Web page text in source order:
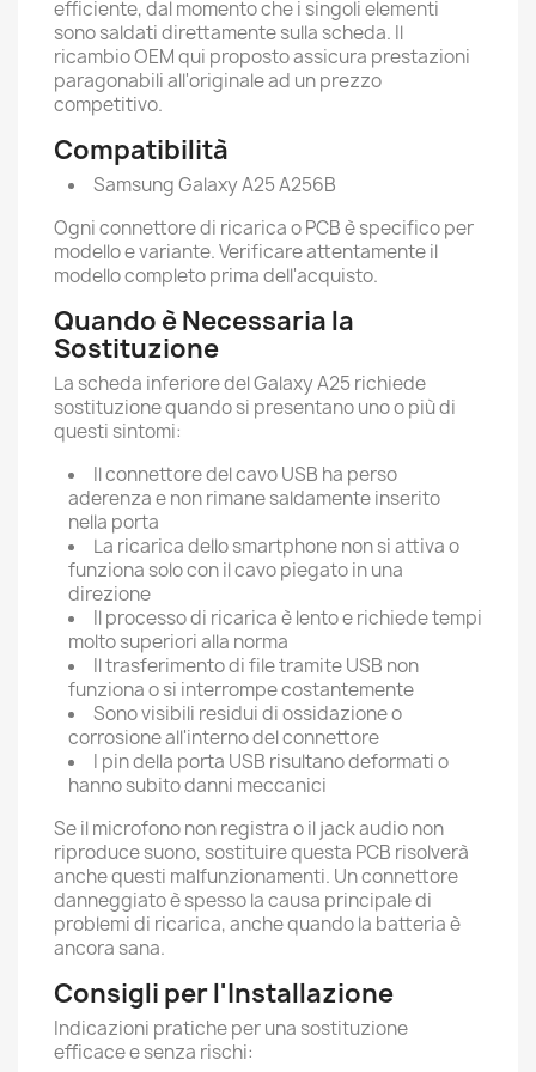
efficiente, dal momento che i singoli elementi
sono saldati direttamente sulla scheda. Il
ricambio OEM qui proposto assicura prestazioni
paragonabili all'originale ad un prezzo
competitivo.
Compatibilità
Samsung Galaxy A25 A256B
Ogni connettore di ricarica o PCB è specifico per
modello e variante. Verificare attentamente il
modello completo prima dell'acquisto.
Quando è Necessaria la
Sostituzione
La scheda inferiore del Galaxy A25 richiede
sostituzione quando si presentano uno o più di
questi sintomi:
Il connettore del cavo USB ha perso
aderenza e non rimane saldamente inserito
nella porta
La ricarica dello smartphone non si attiva o
funziona solo con il cavo piegato in una
direzione
Il processo di ricarica è lento e richiede tempi
molto superiori alla norma
Il trasferimento di file tramite USB non
funziona o si interrompe costantemente
Sono visibili residui di ossidazione o
corrosione all'interno del connettore
I pin della porta USB risultano deformati o
hanno subito danni meccanici
Se il microfono non registra o il jack audio non
riproduce suono, sostituire questa PCB risolverà
anche questi malfunzionamenti. Un connettore
danneggiato è spesso la causa principale di
problemi di ricarica, anche quando la batteria è
ancora sana.
Consigli per l'Installazione
Indicazioni pratiche per una sostituzione
efficace e senza rischi: